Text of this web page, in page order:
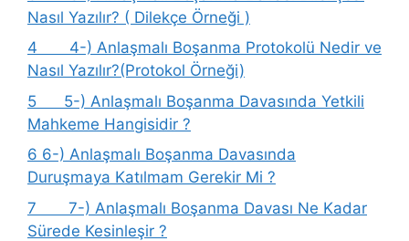
Nasıl Yazılır? ( Dilekçe Örneği )
4 4-) Anlaşmalı Boşanma Protokolü Nedir ve
Nasıl Yazılır?(Protokol Örneği)
5 5-) Anlaşmalı Boşanma Davasında Yetkili
Mahkeme Hangisidir ?
6 6-) Anlaşmalı Boşanma Davasında
Duruşmaya Katılmam Gerekir Mi ?
7 7-) Anlaşmalı Boşanma Davası Ne Kadar
Sürede Kesinleşir ?